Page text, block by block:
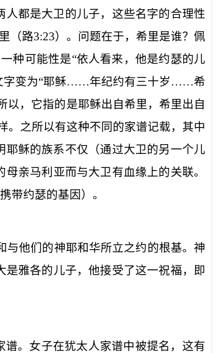
都是大卫的儿子，这些名字的合理性
（路3:23）。问题在于，希里是谁？佩
种可能性是“依人看来，他是约瑟的儿
字变为“耶稣……年纪约有三十岁……希
以，它指的是耶稣出自希里，希里出自
。之所以有这种不同的家谱记载，其中
稣的族系不仅（通过大卫的另一个儿
母亲马利亚而与大卫有血缘上的关联。
带约瑟的基因）。
他们的神耶和华所立之约的根基。神
是雅各的儿子，他接受了这一祝福，即
。女子在犹太人家谱中被提名，这有